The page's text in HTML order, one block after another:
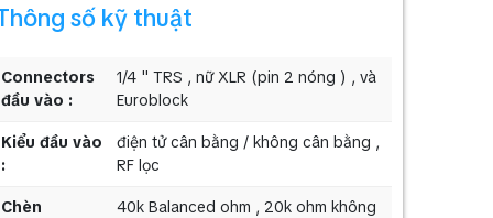
số kỹ thuật
Connectors
đầu vào :
1/4 " TRS , nữ XLR (pin 2 nóng ) , và
Euroblock
Kiểu đầu vào
:
điện tử cân bằng / không cân bằng ,
RF lọc
Chèn
40k Balanced ohm , 20k ohm không